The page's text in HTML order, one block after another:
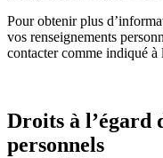
Pour obtenir plus
vos renseignements
contacter comme indiqué
Droits à l’égard
personnels